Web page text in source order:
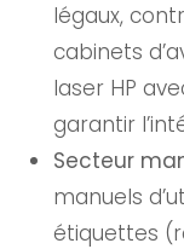
légaux,
cabinets
laser HP
garantir
Secteur
manuels
étiquettes